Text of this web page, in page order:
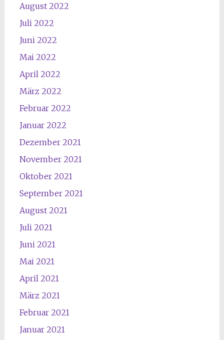
August 2022
Juli 2022
Juni 2022
Mai 2022
April 2022
März 2022
Februar 2022
Januar 2022
Dezember 2021
November 2021
Oktober 2021
September 2021
August 2021
Juli 2021
Juni 2021
Mai 2021
April 2021
März 2021
Februar 2021
Januar 2021